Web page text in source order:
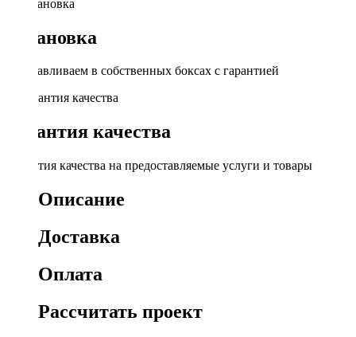
Установка
Устанавливаем в собственных боксах с гарантией
Гарантия качества
Гарантия качества на предоставляемые услуги и товары
Описание
Доставка
Оплата
Рассчитать проект